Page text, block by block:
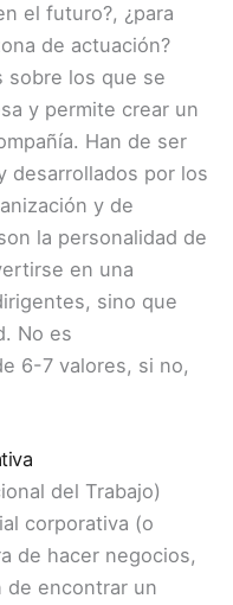
el futuro?, ¿para
de actuación?
sobre los que se
y permite crear un
Han de ser
desarrollados por los
y de
la personalidad de
en una
sino que
No es
6-7 valores, si no,
del Trabajo)
corporativa (o
de hacer negocios,
de encontrar un